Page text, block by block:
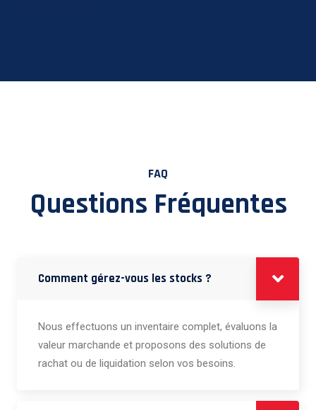
FAQ
Questions Fréquentes
Comment gérez-vous les stocks ?
Nous effectuons un inventaire complet, évaluons la
valeur marchande et proposons des solutions de
rachat ou de liquidation selon vos besoins.